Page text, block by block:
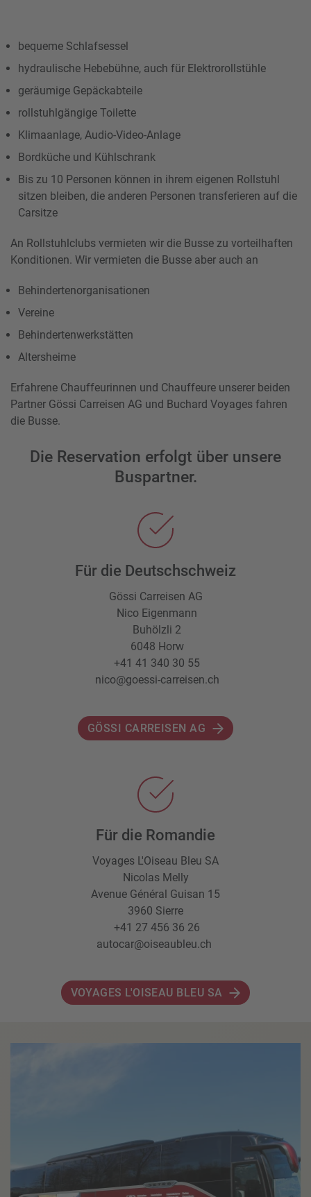
bequeme Schlafsessel
hydraulische Hebebühne, auch für Elektrorollstühle
geräumige Gepäckabteile
rollstuhlgängige Toilette
Klimaanlage, Audio-Video-Anlage
Bordküche und Kühlschrank
Bis zu 10 Personen können in ihrem eigenen Rollstuhl
sitzen bleiben, die anderen Personen transferieren auf die
Carsitze
An Rollstuhlclubs vermieten wir die Busse zu vorteilhaften
Konditionen. Wir vermieten die Busse aber auch an
Behindertenorganisationen
Vereine
Behindertenwerkstätten
Altersheime
Erfahrene Chauffeurinnen und Chauffeure unserer beiden
Partner Gössi Carreisen AG und Buchard Voyages fahren
die Busse.
Die Reservation erfolgt über unsere
Buspartner.
Für die Deutschschweiz
Gössi Carreisen AG
Nico Eigenmann
Buhölzli 2
6048 Horw
+41 41 340 30 55
nico@goessi-carreisen.ch
GÖSSI CARREISEN AG
Für die Romandie
Voyages L'Oiseau Bleu SA
Nicolas Melly
Avenue Général Guisan 15
3960 Sierre
+41 27 456 36 26
autocar@oiseaubleu.ch
VOYAGES L'OISEAU BLEU SA